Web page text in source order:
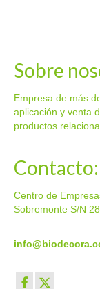
Sobre
Empresa de más
aplicación y venta
productos
Contacto:
Centro de
Sobremonte S/N